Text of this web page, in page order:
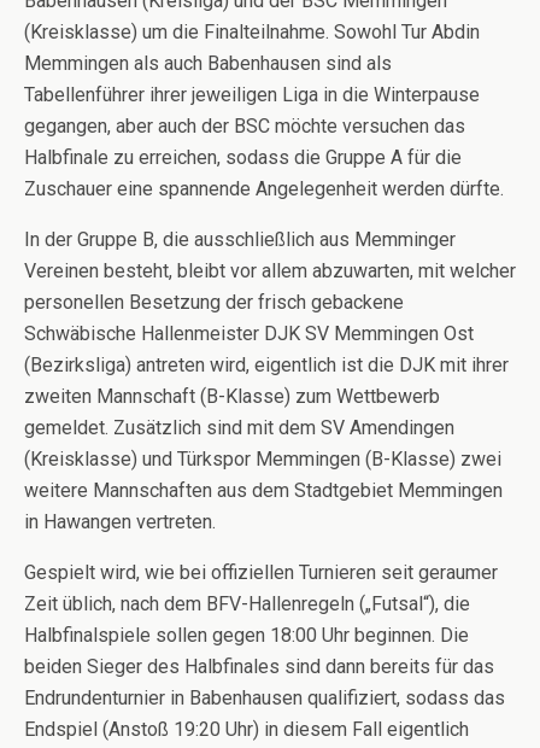
(Kreisklasse) um die Finalteilnahme. Sowohl Tur Abdin
Memmingen als auch Babenhausen sind als
Tabellenführer ihrer jeweiligen Liga in die Winterpause
gegangen, aber auch der BSC möchte versuchen das
Halbfinale zu erreichen, sodass die Gruppe A für die
Zuschauer eine spannende Angelegenheit werden dürfte.
In der Gruppe B, die ausschließlich aus Memminger
Vereinen besteht, bleibt vor allem abzuwarten, mit welcher
personellen Besetzung der frisch gebackene
Schwäbische Hallenmeister DJK SV Memmingen Ost
(Bezirksliga) antreten wird, eigentlich ist die DJK mit ihrer
zweiten Mannschaft (B-Klasse) zum Wettbewerb
gemeldet. Zusätzlich sind mit dem SV Amendingen
(Kreisklasse) und Türkspor Memmingen (B-Klasse) zwei
weitere Mannschaften aus dem Stadtgebiet Memmingen
in Hawangen vertreten.
Gespielt wird, wie bei offiziellen Turnieren seit geraumer
Zeit üblich, nach dem BFV-Hallenregeln („Futsal“), die
Halbfinalspiele sollen gegen 18:00 Uhr beginnen. Die
beiden Sieger des Halbfinales sind dann bereits für das
Endrundenturnier in Babenhausen qualifiziert, sodass das
Endspiel (Anstoß 19:20 Uhr) in diesem Fall eigentlich